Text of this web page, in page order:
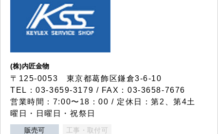
(株)内匠金物
〒125-0053 東京都葛飾区鎌倉3-6-10
TEL：03-3659-3179 / FAX：03-3658-7676
営業時間：7:00〜18：00 / 定休日：第2、第4土
曜日・日曜日・祝祭日
販売可 工事・取付可